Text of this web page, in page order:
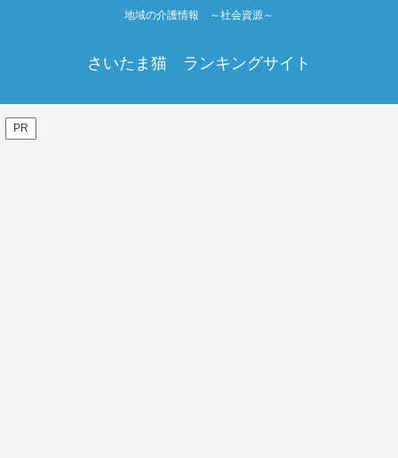
地域の介護情報 ～社会資源～
さいたま猫 ランキングサイト
PR